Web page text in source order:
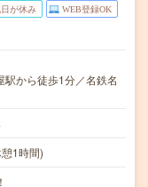
が休み WEB登録OK
から徒歩1分／名鉄名
1時間)